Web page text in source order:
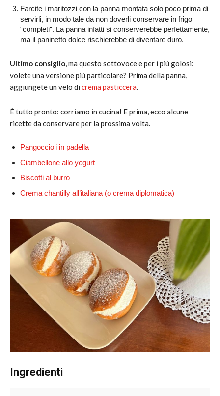
Farcite i maritozzi con la panna montata solo poco prima di
servirli, in modo tale da non doverli conservare in frigo
“completi”. La panna infatti si conserverebbe perfettamente,
ma il paninetto dolce rischierebbe di diventare duro.
Ultimo consiglio, ma questo sottovoce e per i più golosi:
volete una versione più particolare? Prima della panna,
aggiungete un velo di crema pasticcera.
È tutto pronto: corriamo in cucina! E prima, ecco alcune
ricette da conservare per la prossima volta.
Pangoccioli in padella
Ciambellone allo yogurt
Biscotti al burro
Crema chantilly all’italiana (o crema diplomatica)
Ingredienti